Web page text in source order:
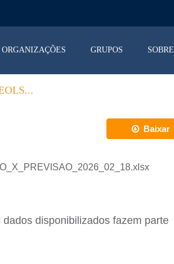
ORGANIZAÇÕES GRUPOS SOBRE
Baixar
disponibilizados fazem parte